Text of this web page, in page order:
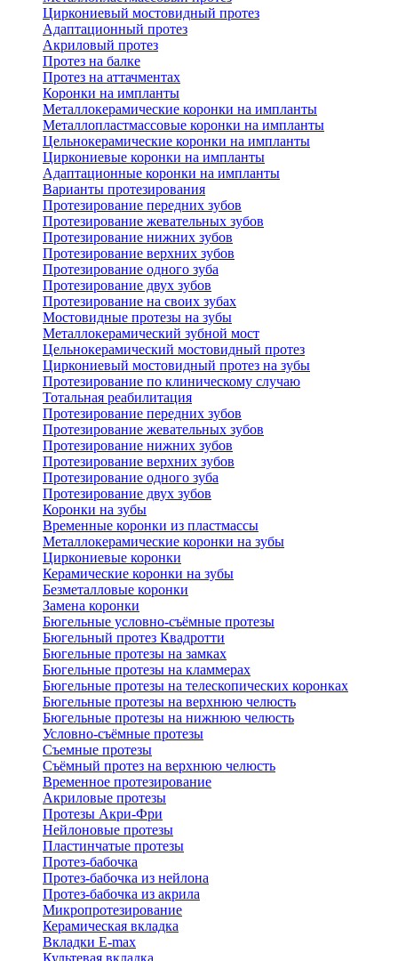
Циркониевый мостовидный протез
Адаптационный протез
Акриловый протез
Протез на балке
Протез на аттачментах
Коронки на импланты
Металлокерамические коронки на импланты
Металлопластмассовые коронки на импланты
Цельнокерамические коронки на импланты
Циркониевые коронки на импланты
Адаптационные коронки на импланты
Варианты протезирования
Протезирование передних зубов
Протезирование жевательных зубов
Протезирование нижних зубов
Протезирование верхних зубов
Протезирование одного зуба
Протезирование двух зубов
Протезирование на своих зубах
Мостовидные протезы на зубы
Металлокерамический зубной мост
Цельнокерамический мостовидный протез
Циркониевый мостовидный протез на зубы
Протезирование по клиническому случаю
Тотальная реабилитация
Протезирование передних зубов
Протезирование жевательных зубов
Протезирование нижних зубов
Протезирование верхних зубов
Протезирование одного зуба
Протезирование двух зубов
Коронки на зубы
Временные коронки из пластмассы
Металлокерамические коронки на зубы
Циркониевые коронки
Керамические коронки на зубы
Безметалловые коронки
Замена коронки
Бюгельные условно-съёмные протезы
Бюгельный протез Квадротти
Бюгельные протезы на замках
Бюгельные протезы на кламмерах
Бюгельные протезы на телескопических коронках
Бюгельные протезы на верхнюю челюсть
Бюгельные протезы на нижнюю челюсть
Условно-съёмные протезы
Съемные протезы
Съёмный протез на верхнюю челюсть
Временное протезирование
Акриловые протезы
Протезы Акри-Фри
Нейлоновые протезы
Пластинчатые протезы
Протез-бабочка
Протез-бабочка из нейлона
Протез-бабочка из акрила
Микропротезирование
Керамическая вкладка
Вкладки E-max
Культевая вкладка